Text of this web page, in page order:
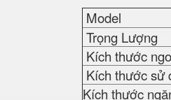
Model
Trọng Lượng
Kích thước
Kích thước sử
Kích thước